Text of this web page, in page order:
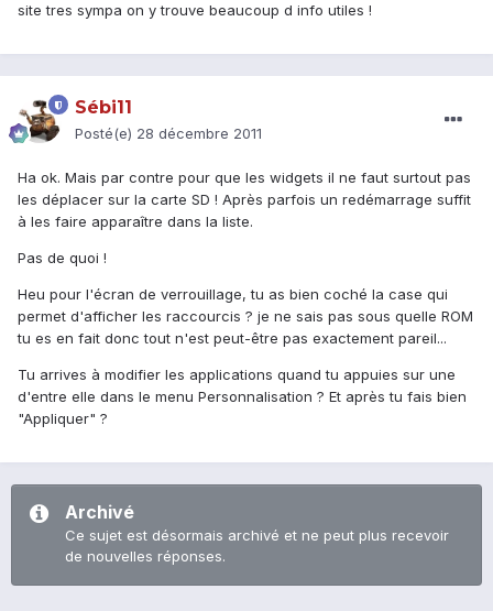
site tres sympa on y trouve beaucoup d info utiles !
Sébi11
Posté(e) 28 décembre 2011
Ha ok. Mais par contre pour que les widgets il ne faut surtout pas
les déplacer sur la carte SD ! Après parfois un redémarrage suffit
à les faire apparaître dans la liste.
Pas de quoi !
Heu pour l'écran de verrouillage, tu as bien coché la case qui
permet d'afficher les raccourcis ? je ne sais pas sous quelle ROM
tu es en fait donc tout n'est peut-être pas exactement pareil...
Tu arrives à modifier les applications quand tu appuies sur une
d'entre elle dans le menu Personnalisation ? Et après tu fais bien
"Appliquer" ?
Archivé
Ce sujet est désormais archivé et ne peut plus recevoir
de nouvelles réponses.